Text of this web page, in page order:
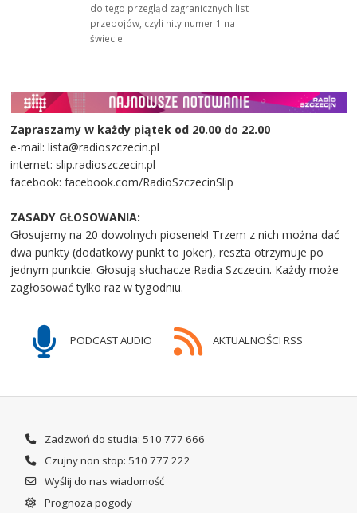
do tego przegląd zagranicznych list
przebojów, czyli hity numer 1 na
świecie.
Zapraszamy w każdy piątek od 20.00 do 22.00
e-mail: lista@radioszczecin.pl
internet: slip.radioszczecin.pl
facebook: facebook.com/RadioSzczecinSlip
ZASADY GŁOSOWANIA:
Głosujemy na 20 dowolnych piosenek! Trzem z nich można dać
dwa punkty (dodatkowy punkt to joker), reszta otrzymuje po
jednym punkcie. Głosują słuchacze Radia Szczecin. Każdy może
zagłosować tylko raz w tygodniu.
PODCAST AUDIO AKTUALNOŚCI RSS
Zadzwoń do studia: 510 777 666
Czujny non stop: 510 777 222
Wyślij do nas wiadomość
Prognoza pogody